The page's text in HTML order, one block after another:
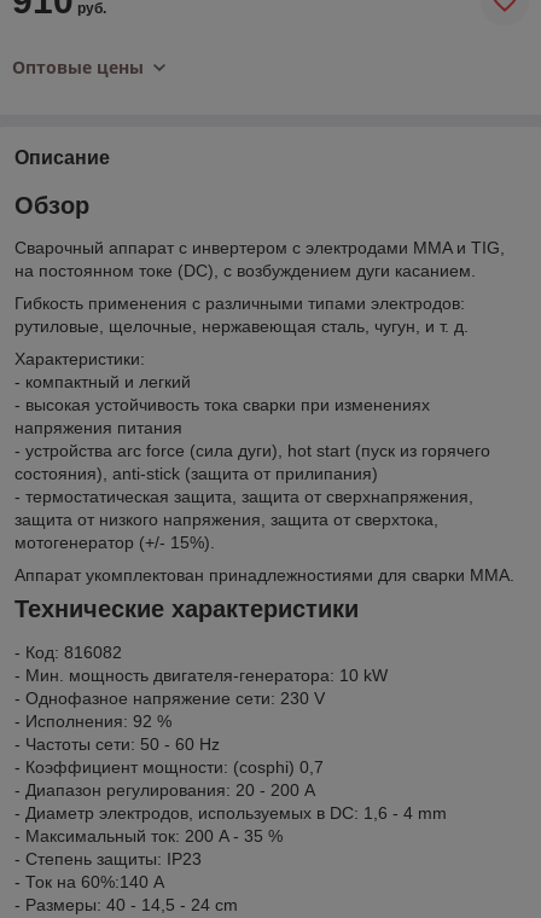
руб.
Оптовые цены
Описание
Oбзор
Сварочный аппарат с инвертером с электродами MMA и TIG,
на постоянном токе (DC), с возбуждением дуги касанием.
Гибкость применения с различными типами электродов:
рутиловые, щелочные, нержавеющая сталь, чугун, и т. д.
Xарактеристики:
- компактный и легкий
- высокая устойчивость тока сварки при изменениях
напряжения питания
- устройства arc force (сила дуги), hot start (пуск из горячего
состояния), anti-stick (защита от прилипания)
- термостатическая защита, защита от сверхнапряжения,
защита от низкого напряжения, защита от сверхтока,
мотогенератор (+/- 15%).
Аппарат укомплектован принадлежностиями для сварки ММА.
Технические характеристики
- Код: 816082
- Мин. мощность двигателя-генератора: 10 kW
- Однофазное напряжение сети: 230 V
- Исполнения: 92 %
- Частоты сети: 50 - 60 Hz
- Коэффициент мощности: (cosphi) 0,7
- Диапазон регулирования: 20 - 200 A
- Диаметр электродов, используемых в DC: 1,6 - 4 mm
- Максимальный ток: 200 A - 35 %
- Степень защиты: IP23
- Ток на 60%:140 A
- Размеры: 40 - 14,5 - 24 cm